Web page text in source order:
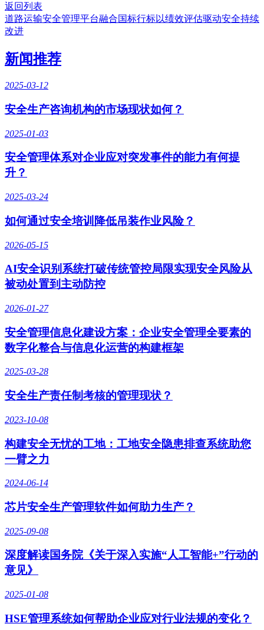
返回列表
道路运输安全管理平台融合国标行标以绩效评估驱动安全持续
改进
新闻推荐
2025-03-12
安全生产咨询机构的市场现状如何？
2025-01-03
安全管理体系对企业应对突发事件的能力有何提
升？
2025-03-24
如何通过安全培训降低吊装作业风险？
2026-05-15
AI安全识别系统打破传统管控局限实现安全风险从
被动处置到主动防控
2026-01-27
安全管理信息化建设方案：企业安全管理全要素的
数字化整合与信息化运营的构建框架
2025-03-28
安全生产责任制考核的管理现状？
2023-10-08
构建安全无忧的工地：工地安全隐患排查系统助您
一臂之力
2024-06-14
芯片安全生产管理软件如何助力生产？
2025-09-08
深度解读国务院《关于深入实施“人工智能+”行动的
意见》
2025-01-08
HSE管理系统如何帮助企业应对行业法规的变化？